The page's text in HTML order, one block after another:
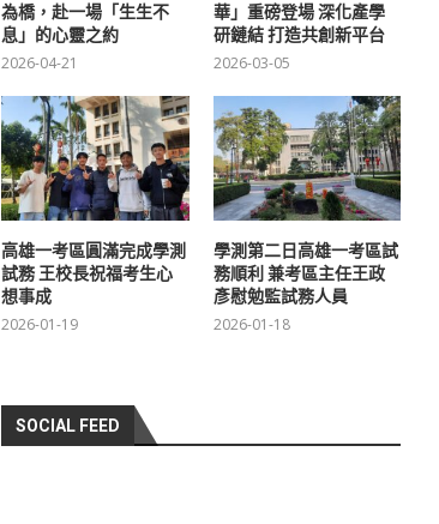
為橋，赴一場「生生不
息」的心靈之約
2026-04-21
華」重磅登場 深化產學
研鏈結 打造共創新平台
2026-03-05
高雄一考區圓滿完成學測
試務 王校長祝福考生心
想事成
2026-01-19
學測第二日高雄一考區試
務順利 兼考區主任王政
彥慰勉監試務人員
2026-01-18
SOCIAL FEED